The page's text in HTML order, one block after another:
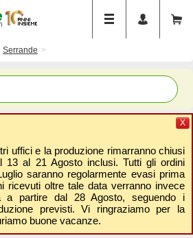
Serrande
uffici e la produzione rimarranno chiusi
13 al 21 Agosto inclusi. Tutti gli ordini
saranno regolarmente evasi prima
ricevuti oltre tale data verranno invece
a partire dal 28 Agosto, seguendo i
previsti. Vi ringraziamo per la
buone vacanze.
X